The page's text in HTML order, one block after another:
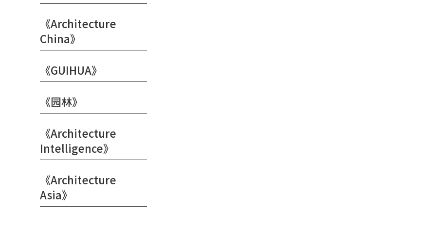
《Architecture
China》
《GUIHUA》
《园林》
《Architecture
Intelligence》
《Architecture
Asia》